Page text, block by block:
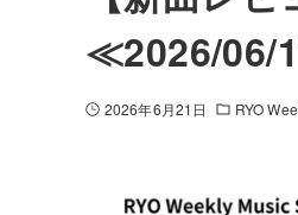
≪2026/06/
2026年6月21日 RYO